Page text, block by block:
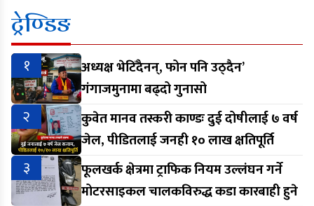
ट्रेण्डिङ
१
अध्यक्ष भेटिँदैनन्, फोन पनि उठ्दैन’
गंगाजमुनामा बढ्दो गुनासो
२
कुवेत मानव तस्करी काण्डः दुई दोषीलाई ७ वर्ष
जेल, पीडितलाई जनही १० लाख क्षतिपूर्ति
३
फूलखर्क क्षेत्रमा ट्राफिक नियम उल्लंघन गर्ने
मोटरसाइकल चालकविरुद्ध कडा कारबाही हुने